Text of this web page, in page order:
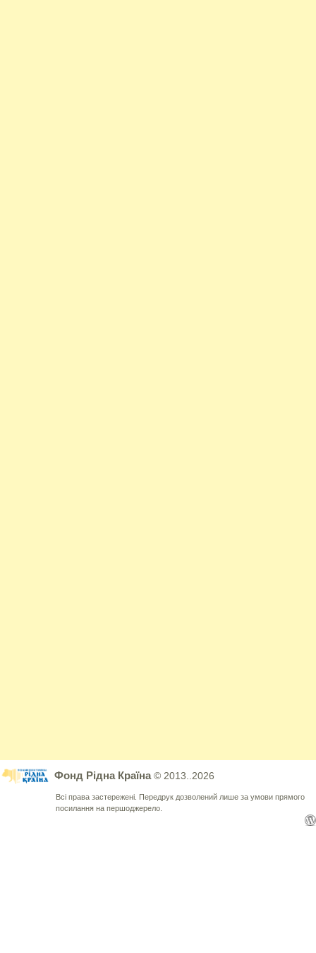
Фонд Рідна Країна© 2013..2026
Всі права застережені. Передрук дозволений лише за умови прямого
посилання на першоджерело.